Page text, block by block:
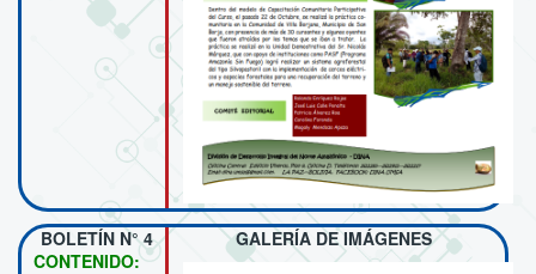
BOLETÍN N° 4
CONTENIDO:
GALERÍA DE IMÁGENES